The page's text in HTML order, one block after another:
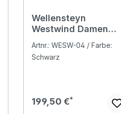
Wellensteyn
Westwind Damen
Artnr.: WESW-04 / Farbe:
Schwarz
Regulärer Preis:
199,50 €